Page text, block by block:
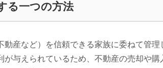
る一つの方法
産など）を信頼できる家族に委ねて管理
与えられているため、不動産の売却や購